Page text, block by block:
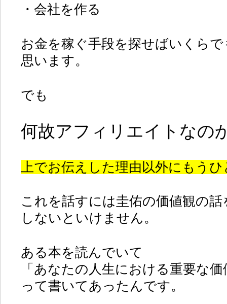
・会社を作る
お金を稼ぐ手段を探せばいくら
思います。
でも
何故アフィリエイトなの
上でお伝えした理由以外にもう
これを話すには圭佑の価値観の話
しないといけません。
ある本を読んでいて
「あなたの人生における重要な
って書いてあったんです。